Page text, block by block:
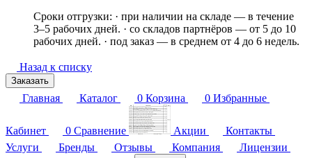
Сроки отгрузки: · при наличии на складе — в течение
3–5 рабочих дней. · со складов партнёров — от 5 до 10
рабочих дней. · под заказ — в среднем от 4 до 6 недель.
Назад к списку
Заказать
Главная Каталог 0 Корзина 0 Избранные
Кабинет 0 Сравнение Акции
Контакты
Услуги
Бренды Отзывы Компания
Лицензии